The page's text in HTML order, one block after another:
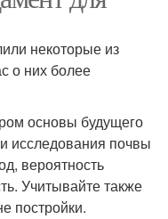
некоторые из
о них более
основы будущего
исследования почвы
вероятность
Учитывайте также
постройки.